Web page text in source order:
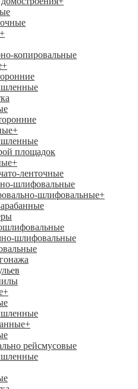
+
копировальные
+
+
площадок
+
ленточные
шлифовальные
шлифовальные+
шлифовальные
+
+
рейсмусовые